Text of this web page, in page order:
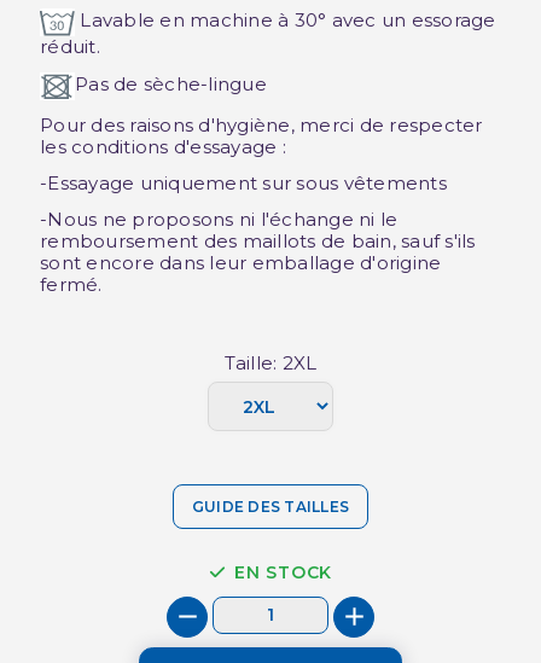
Lavable en machine à 30° avec un essorage
réduit.
Pas de sèche-lingue
Pour des raisons d'hygiène, merci de respecter
les conditions d'essayage :
-Essayage uniquement sur sous vêtements
-Nous ne proposons ni l'échange ni le
remboursement des maillots de bain, sauf s'ils
sont encore dans leur emballage d'origine
fermé.
Taille: 2XL
GUIDE DES TAILLES
EN STOCK